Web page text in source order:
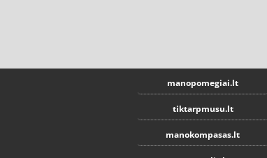
manopomegiai.lt
tiktarpmusu.lt
manokompasas.lt